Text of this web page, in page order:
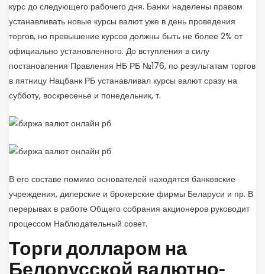
курс до следующего рабочего дня. Банки наделены правом
устанавливать новые курсы валют уже в день проведения
торгов, но превышение курсов должны быть не более 2% от
официально установленного. До вступления в силу
постановления Правления НБ РБ №176, по результатам торгов
в пятницу Нацбанк РБ устанавливал курсы валют сразу на
субботу, воскресенье и понедельник, т.
В его составе помимо основателей находятся банковские
учреждения, дилерские и брокерские фирмы Беларуси и пр. В
перерывах в работе Общего собрания акционеров руководит
процессом Наблюдательный совет.
Торги долларом на